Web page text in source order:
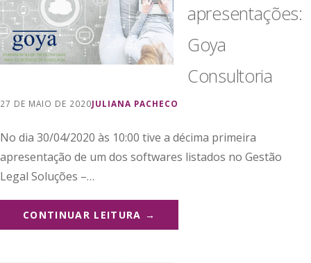
apresentações:
Goya
Consultoria
27 DE MAIO DE 2020JULIANA PACHECO
No dia 30/04/2020 às 10:00 tive a décima primeira
apresentação de um dos softwares listados no Gestão
Legal Soluções –…
CONTINUAR LEITURA →